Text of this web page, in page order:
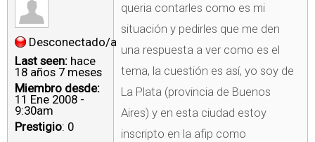
Desconectado/a
Last seen: hace
18 años 7 meses
Miembro desde:
11 Ene 2008 -
9:30am
Prestigio: 0
queria contarles como es mi
situación y pedirles que me den
una respuesta a ver como es el
tema, la cuestión es así, yo soy de
La Plata (provincia de Buenos
Aires) y en esta ciudad estoy
inscripto en la afip como